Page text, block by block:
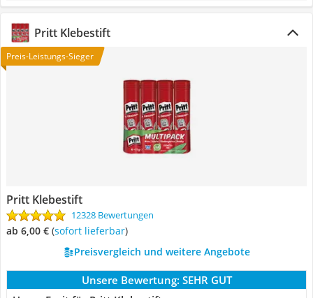
Pritt Klebestift
Preis-Leistungs-Sieger
Pritt Klebestift
12328 Bewertungen
ab 6,00 € ( Sofort lieferbar)
Preisvergleich und weitere Angebote
Unsere Bewertung: SEHR GUT